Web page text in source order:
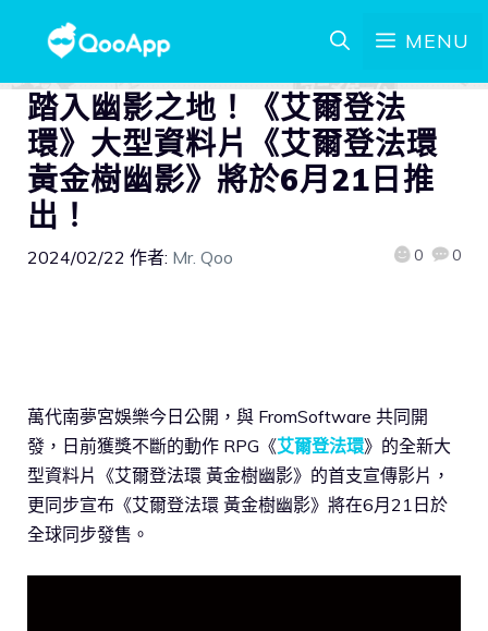
MENU
踏入幽影之地！《艾爾登法
環》大型資料片《艾爾登法環
黃金樹幽影》將於6月21日推
出！
2024/02/22 作者: Mr. Qoo 0 0
萬代南夢宮娛樂今日公開，與 FromSoftware 共同開
發，日前獲獎不斷的動作 RPG《艾爾登法環》的全新大
型資料片《艾爾登法環 黃金樹幽影》的首支宣傳影片，
更同步宣布《艾爾登法環 黃金樹幽影》將在6月21日於
全球同步發售。